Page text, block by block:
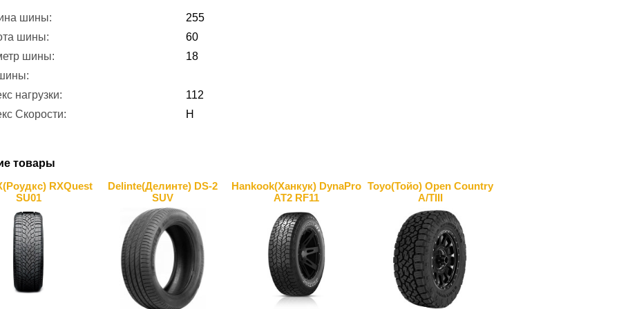
шины:
255
шины:
60
шины:
18
нагрузки:
112
Скорости:
H
товары
RXQuest
SU01
Delinte(Делинте) DS-2
SUV
Hankook(Ханкук) DynaPro
AT2 RF11
Toyo(Тойо) Open Country
A/TIII